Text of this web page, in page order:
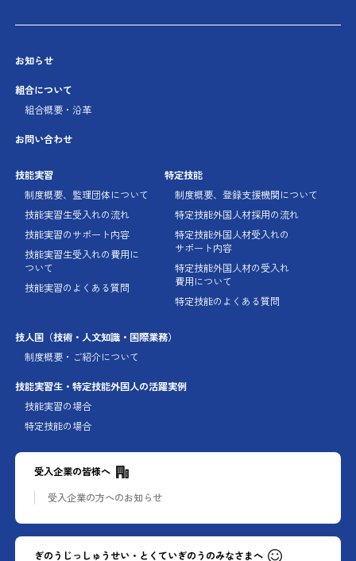
お知らせ
組合について
組合概要・沿革
お問い合わせ
技能実習
制度概要、監理団体について
技能実習生受入れの流れ
技能実習のサポート内容
技能実習生受入れの費用に
ついて
技能実習のよくある質問
特定技能
制度概要、登録支援機関について
特定技能外国人材採用の流れ
特定技能外国人材受入れの
サポート内容
特定技能外国人材の受入れ
費用について
特定技能のよくある質問
技人国 （技術・人文知識・国際業務）
制度概要・ご紹介について
技能実習生・特定技能外国人の活躍実例
技能実習の場合
特定技能の場合
受入企業の皆様へ
受入企業の方へのお知らせ
ぎのうじっしゅうせい・とくていぎのうのみなさまへ